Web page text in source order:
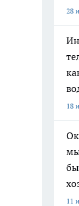
28
18
11